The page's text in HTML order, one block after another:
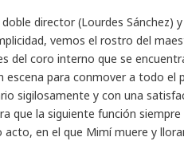
director (Lourdes Sánchez)
vemos el rostro del
del coro interno que se
escena para conmover a todo el
sigilosamente y con una
que la siguiente función
acto, en el que Mimí muere y